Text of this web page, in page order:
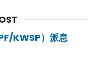
KWSP）派息